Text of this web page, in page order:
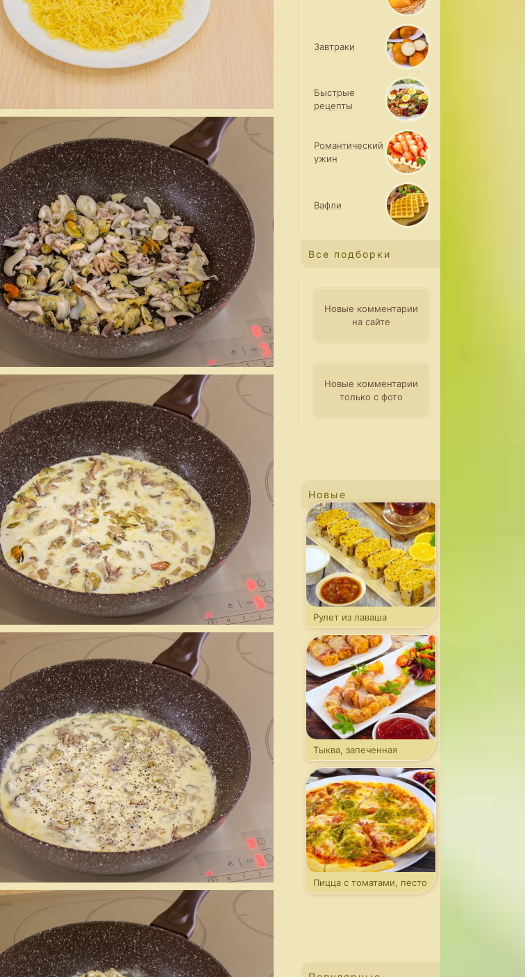
Завтраки
Быстрые
рецепты
Романтический
ужин
Вафли
Все подборки
Новые комментарии
на сайте
Новые комментарии
только с фото
Новые
Рулет из лаваша
с капустой
Тыква, запеченная
в беконе
Пицца с томатами, песто